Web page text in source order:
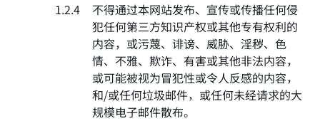
1.2.4
不得通过本网站发布、宣传或传播任何侵
犯任何第三方知识产权或其他专有权利的
内容，或污蔑、诽谤、威胁、淫秽、色
情、不雅、欺诈、有害或其他非法内容，
或可能被视为冒犯性或令人反感的内容，
和/或任何垃圾邮件，或任何未经请求的大
规模电子邮件散布。